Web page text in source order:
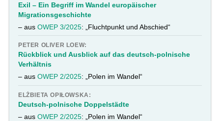
Exil – Ein Begriff im Wandel europäischer
Migrationsgeschichte
– ausOWEP 3/2025: „Fluchtpunkt und Abschied“
PETER OLIVER LOEW:
Rückblick und Ausblick auf das deutsch-polnische
Verhältnis
– ausOWEP 2/2025: „Polen im Wandel“
ELŻBIETA OPIŁOWSKA:
Deutsch-polnische Doppelstädte
– ausOWEP 2/2025: „Polen im Wandel“